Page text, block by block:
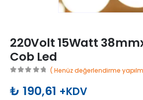
220Volt 15Watt
Cob Led
( Henüz değerlendirme
₺ 190,61 +KDV